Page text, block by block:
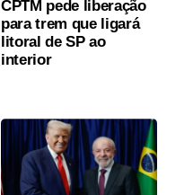
CPTM pede liberação
para trem que ligará
litoral de SP ao
interior